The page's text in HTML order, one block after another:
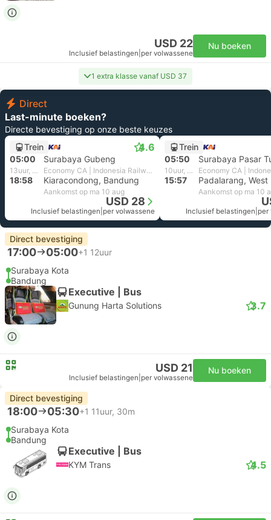
USD 22
Inclusief belastingen per volwassene
Nu boeken
1 extra klasse vanaf USD 37
Direct
Last-minute boeken?
Directe bevestiging op onze beste keuzes
Trein
4.6
05:00 Surabaya Gubeng
13uur, 58m Economy CA | Indonesia Railways
18:58 Kiaracondong, Bandung
Aankomst op ma 10 aug
USD 28
Inclusief belastingen per volwassene
Trein
05:50
Surabaya Pasar
10uur, 7m
15:57 Padalarang, West
Aankomst op ma 10
Inclusief belastingen per
Direct bevestiging
17:00 05:00+1 12uur
Surabaya Kota
Bandung
Executive | Bus
Gunung Harta Solutions 3.7
USD 21
Inclusief belastingen per volwassene
Nu boeken
Direct bevestiging
18:00 05:30+1 11uur, 30m
Surabaya Kota
Bandung
Executive | Bus
KYM Trans 4.5